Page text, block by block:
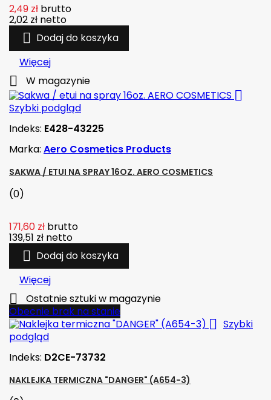
2,49 zł brutto
2,02 zł netto
 Dodaj do koszyka
Więcej
 W magazynie

Szybki podgląd
Indeks: E428-43225
Marka: Aero Cosmetics Products
SAKWA / ETUI NA SPRAY 16OZ. AERO COSMETICS
(0)
171,60 zł brutto
139,51 zł netto
 Dodaj do koszyka
Więcej

Ostatnie sztuki w magazynie
Obecnie brak na stanie
 Szybki
podgląd
Indeks: D2CE-73732
NAKLEJKA TERMICZNA "DANGER" (A654-3)